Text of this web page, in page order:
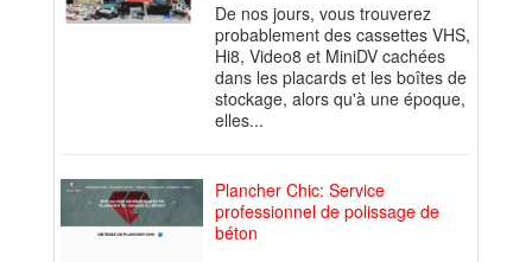
De nos jours, vous trouverez
probablement des cassettes VHS,
Hi8, Video8 et MiniDV cachées
dans les placards et les boîtes de
stockage, alors qu'à une époque,
elles...
Plancher Chic: Service
professionnel de polissage de
béton